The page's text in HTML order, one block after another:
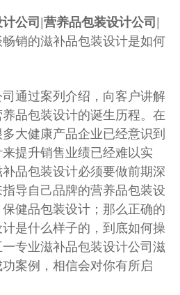
公司|营养品包装设计公司|
销的滋补品包装设计是如何
通过案列介绍，向客户讲解
品包装设计的诞生历程。在
大健康产品企业已经意识到
提升销售业绩已经难以实
品包装设计必须要做前期深
导自己品牌的营养品包装设
健品包装设计；那么正确的
是什么样子的，到底如何操
专业滋补品包装设计公司滋
案例，相信会对你有所启